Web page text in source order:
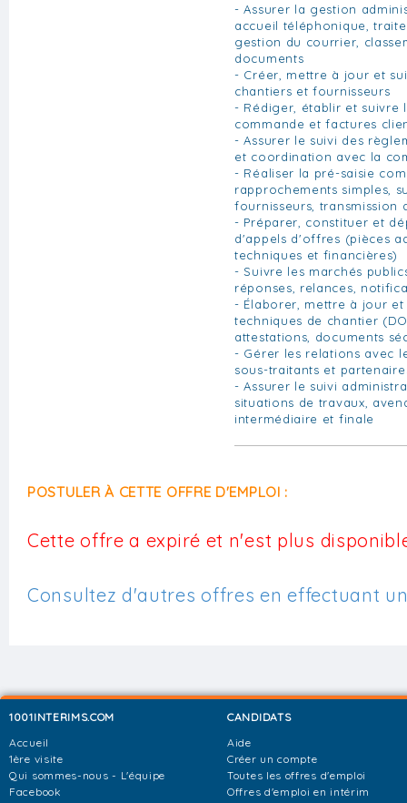
- Assurer la gestion
accueil téléphonique,
gestion du courrier,
documents
- Créer, mettre à jour et
chantiers et fournisseurs
- Rédiger, établir et suivre
commande et factures
- Assurer le suivi des
et coordination avec la
- Réaliser la pré-saisie
rapprochements simples,
fournisseurs, transmission
- Préparer, constituer et
d'appels d'offres (pièces
techniques et financières)
- Suivre les marchés
réponses, relances,
- Élaborer, mettre à jour
techniques de chantier
attestations, documents
- Gérer les relations avec
sous-traitants et
- Assurer le suivi
situations de travaux,
intermédiaire et finale
POSTULER À CETTE OFFRE D'EMPLOI :
Cette offre a expiré et n'est plus
Consultez d'autres offres en effectuant
1001INTERIMS.COM
Accueil
1ère visite
Qui sommes-nous - L'équipe
Facebook
CANDIDATS
Aide
Créer un compte
Toutes les offres d'emploi
Offres d'emploi en intérim